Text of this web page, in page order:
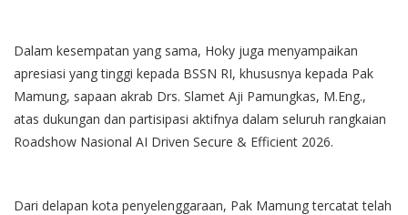
Dalam kesempatan yang sama, Hoky juga menyampaikan
apresiasi yang tinggi kepada BSSN RI, khususnya kepada Pak
Mamung, sapaan akrab Drs. Slamet Aji Pamungkas, M.Eng.,
atas dukungan dan partisipasi aktifnya dalam seluruh rangkaian
Roadshow Nasional AI Driven Secure & Efficient 2026.
Dari delapan kota penyelenggaraan, Pak Mamung tercatat telah